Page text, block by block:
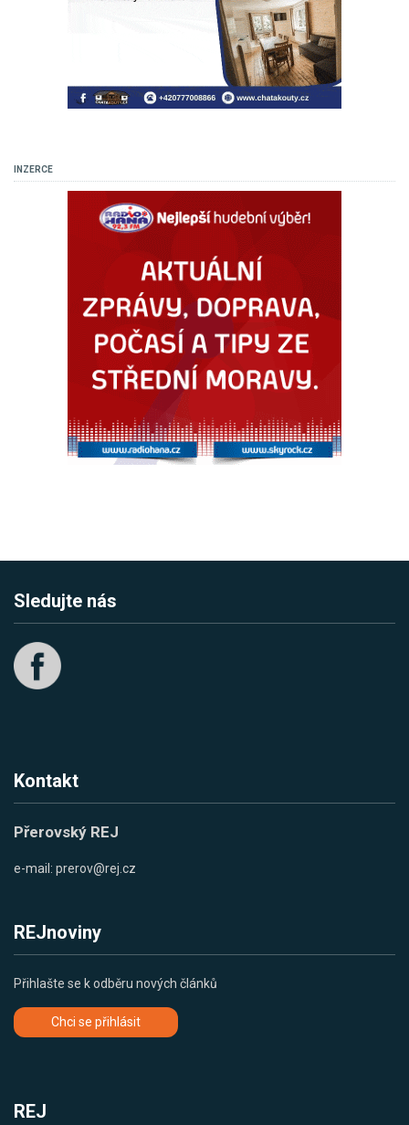
INZERCE
Sledujte nás
Kontakt
Přerovský REJ
e-mail: prerov@rej.cz
REJnoviny
Přihlašte se k odběru nových článků
Chci se přihlásit
REJ